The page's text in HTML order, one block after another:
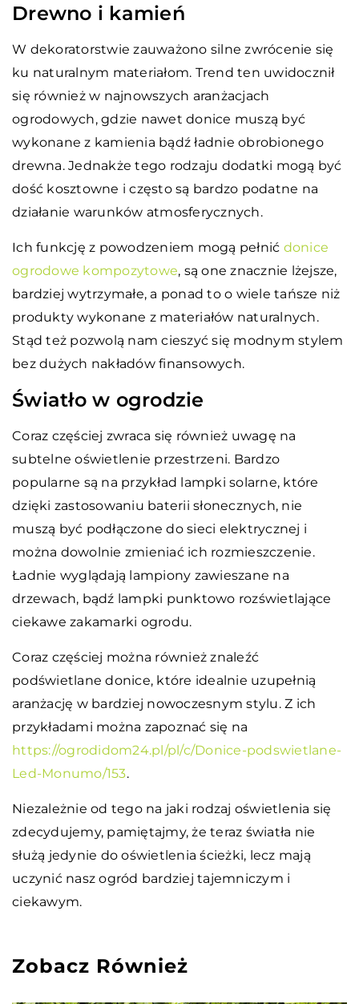
Drewno i kamień
W dekoratorstwie zauważono silne zwrócenie się
ku naturalnym materiałom. Trend ten uwidocznił
się również w najnowszych aranżacjach
ogrodowych, gdzie nawet donice muszą być
wykonane z kamienia bądź ładnie obrobionego
drewna. Jednakże tego rodzaju dodatki mogą być
dość kosztowne i często są bardzo podatne na
działanie warunków atmosferycznych.
Ich funkcję z powodzeniem mogą pełnić donice
ogrodowe kompozytowe, są one znacznie lżejsze,
bardziej wytrzymałe, a ponad to o wiele tańsze niż
produkty wykonane z materiałów naturalnych.
Stąd też pozwolą nam cieszyć się modnym stylem
bez dużych nakładów finansowych.
Światło w ogrodzie
Coraz częściej zwraca się również uwagę na
subtelne oświetlenie przestrzeni. Bardzo
popularne są na przykład lampki solarne, które
dzięki zastosowaniu baterii słonecznych, nie
muszą być podłączone do sieci elektrycznej i
można dowolnie zmieniać ich rozmieszczenie.
Ładnie wyglądają lampiony zawieszane na
drzewach, bądź lampki punktowo rozświetlające
ciekawe zakamarki ogrodu.
Coraz częściej można również znaleźć
podświetlane donice, które idealnie uzupełnią
aranżację w bardziej nowoczesnym stylu. Z ich
przykładami można zapoznać się na
https://ogrodidom24.pl/pl/c/Donice-podswietlane-
Led-Monumo/153.
Niezależnie od tego na jaki rodzaj oświetlenia się
zdecydujemy, pamiętajmy, że teraz światła nie
służą jedynie do oświetlenia ścieżki, lecz mają
uczynić nasz ogród bardziej tajemniczym i
ciekawym.
Zobacz Również